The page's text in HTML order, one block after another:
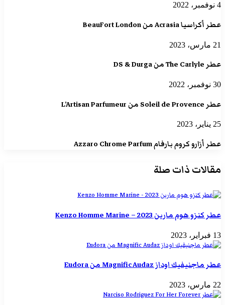
4 نوفمبر، 2022
عطر أكراسيا Acrasia من BeauFort London
21 مارس، 2023
عطر The Carlyle من DS & Durga
30 نوفمبر، 2022
عطر Soleil de Provence من L’Artisan Parfumeur
25 يناير، 2023
عطر أزارو كروم بارفام Azzaro Chrome Parfum
مقالات ذات صلة
عطر كنزو هوم مارين 2023 – Kenzo Homme Marine
13 فبراير، 2023
عطر ماجنيفيك اوداز Magnific Audaz من Eudora
22 مارس، 2023